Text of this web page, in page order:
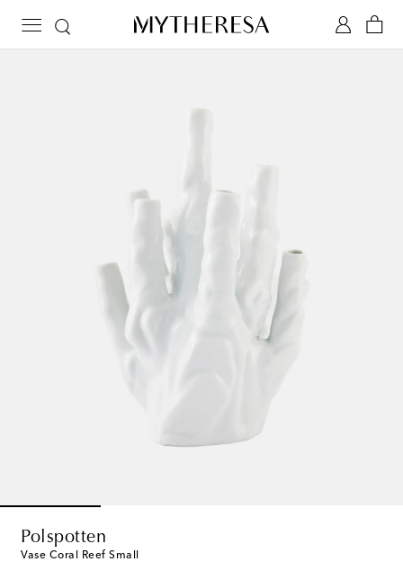
Polspotten
Vase Coral Reef Small